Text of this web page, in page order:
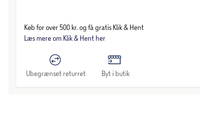
Køb for over 500 kr. og få gratis Klik & Hent
Læs mere om Klik & Hent her
Ubegrænset returret Byt i butik